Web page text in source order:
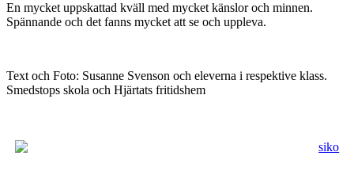
En mycket uppskattad kväll med mycket känslor och minnen.
Spännande och det fanns mycket att se och uppleva.
Text och Foto: Susanne Svenson och eleverna i respektive klass.
Smedstops skola och Hjärtats fritidshem